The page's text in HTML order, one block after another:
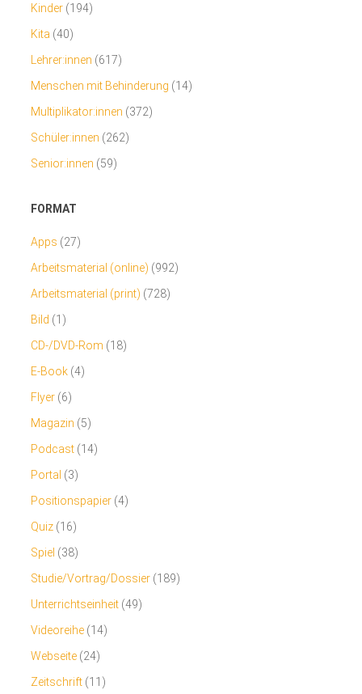
Kinder (194)
Kita (40)
Lehrer:innen (617)
Menschen mit Behinderung (14)
Multiplikator:innen (372)
Schüler:innen (262)
Senior:innen (59)
FORMAT
Apps (27)
Arbeitsmaterial (online) (992)
Arbeitsmaterial (print) (728)
Bild (1)
CD-/DVD-Rom (18)
E-Book (4)
Flyer (6)
Magazin (5)
Podcast (14)
Portal (3)
Positionspapier (4)
Quiz (16)
Spiel (38)
Studie/Vortrag/Dossier (189)
Unterrichtseinheit (49)
Videoreihe (14)
Webseite (24)
Zeitschrift (11)